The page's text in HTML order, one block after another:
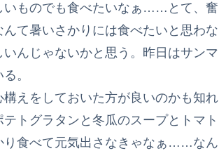
いものでも食べたいなぁ……とて、奮
て暑いさかりには食べたいと思わな
んじゃないかと思う。昨日はサンマ
。
えをしておいた方が良いのかも知れ
トグラタンと冬瓜のスープとトマト
り食べて元気出さなきゃなぁ……なん